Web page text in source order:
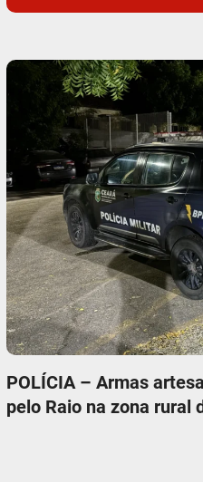
POLÍCIA – Armas
pelo Raio na zona rural